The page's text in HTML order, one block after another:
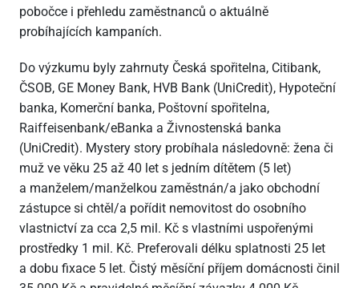
pobočce i přehledu zaměstnanců o aktuálně
probíhajících kampaních.
Do výzkumu byly zahrnuty Česká spořitelna, Citibank,
ČSOB, GE Money Bank, HVB Bank (UniCredit), Hypoteční
banka, Komerční banka, Poštovní spořitelna,
Raiffeisenban­k/eBanka a Živnostenská banka
(UniCredit). Mystery story probíhala následovně: žena či
muž ve věku 25 až 40 let s jedním dítětem (5 let)
a manželem/manželkou zaměstnán/a jako obchodní
zástupce si chtěl/a pořídit nemovitost do osobního
vlastnictví za cca 2,5 mil. Kč s vlastními uspořenými
prostředky 1 mil. Kč. Preferovali délku splatnosti 25 let
a dobu fixace 5 let. Čistý měsíční příjem domácnosti činil